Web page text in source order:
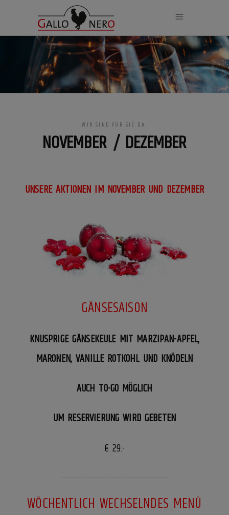
WIR SIND FÜR SIE DA.
NOVEMBER / DEZEMBER
UNSERE AKTIONEN IM NOVEMBER UND DEZEMBER
GÄNSESAISON
KNUSPRIGE GÄNSEKEULE MIT MARZIPAN-APFEL,
MARONEN, VANILLE ROTKOHL UND KNÖDELN
AUCH TO-GO MÖGLICH
UM RESERVIERUNG WIRD GEBETEN
€ 29.-
……………………………………………………………
WÖCHENTLICH WECHSELNDES MENÜ